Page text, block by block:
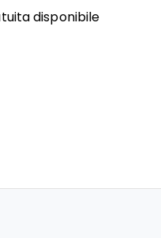
disponibile